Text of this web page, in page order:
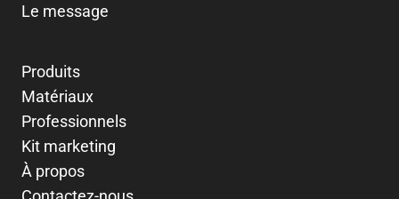
Le message
Produits
Matériaux
Professionnels
Kit marketing
À propos